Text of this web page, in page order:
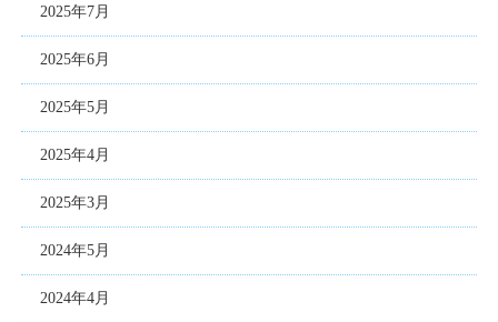
2025年7月
2025年6月
2025年5月
2025年4月
2025年3月
2024年5月
2024年4月